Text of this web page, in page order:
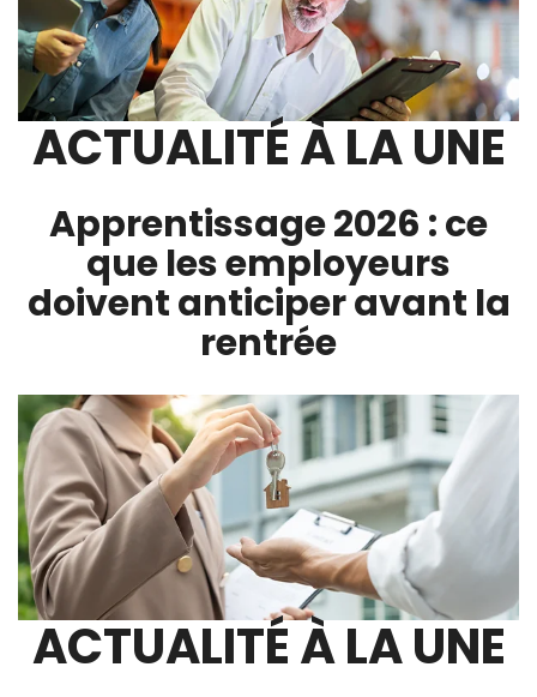
ACTUALITÉ À LA UNE
Apprentissage 2026 : ce
que les employeurs
doivent anticiper avant la
rentrée
ACTUALITÉ À LA UNE